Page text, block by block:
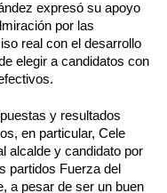
expresó su apoyo
por las
real con el desarrollo
elegir a candidatos con
y resultados
en particular, Cele
alcalde y candidato por
partidos Fuerza del
a pesar de ser un buen